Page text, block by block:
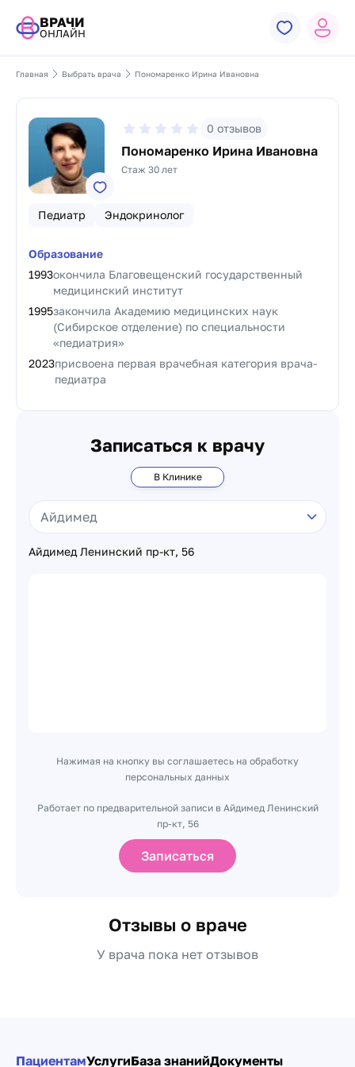
ВРАЧИ
ОНЛАЙН
Главная Выбрать врача Пономаренко Ирина Ивановна
0 отзывов
Пономаренко Ирина Ивановна
Стаж 30 лет
Педиатр Эндокринолог
Образование
1993окончила Благовещенский государственный
медицинский институт
1995закончила Академию медицинских наук
(Сибирское отделение) по специальности
«педиатрия»
2023присвоена первая врачебная категория врача-
педиатра
Записаться к врачу
В Клинике
Айдимед Ленинский пр-кт, 56
Нажимая на кнопку вы соглашаетесь на обработку
персональных данных
Работает по предварительной записи в Айдимед Ленинский
пр-кт, 56
Записаться
Отзывы о враче
У врача пока нет отзывов
ПациентамУслугиБаза знанийДокументы